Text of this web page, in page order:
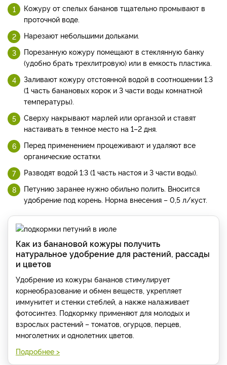
Кожуру от спелых бананов тщательно промывают в
проточной воде.
Нарезают небольшими дольками.
Порезанную кожуру помещают в стеклянную банку
(удобно брать трехлитровую) или в емкость пластика.
Заливают кожуру отстоянной водой в соотношении 1:3
(1 часть банановых корок и 3 части воды комнатной
температуры).
Сверху накрывают марлей или органзой и ставят
настаивать в темное место на 1–2 дня.
Перед применением процеживают и удаляют все
органические остатки.
Разводят водой 1:3 (1 часть настоя и 3 части воды).
Петунию заранее нужно обильно полить. Вносится
удобрение под корень. Норма внесения – 0,5 л/куст.
Как из банановой кожуры получить
натуральное удобрение для растений, рассады
и цветов
Удобрение из кожуры бананов стимулирует
корнеобразование и обмен веществ, укрепляет
иммунитет и стенки стеблей, а накже налаживает
фотосинтез. Подкормку применяют для молодых и
взрослых растений – томатов, огурцов, перцев,
многолетних и однолетних цветов.
Подробнее >